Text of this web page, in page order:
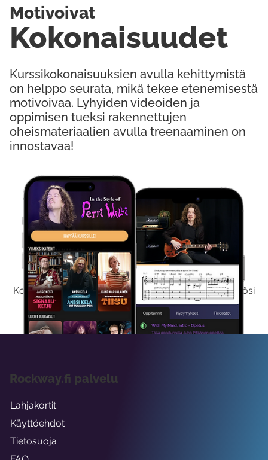
Kokeile Ilmaiseksi
Kokeilemalla ilmaiseksi saat koko sisältömme käyttöösi
viikon ajaksi.
Kurssikokonaisuuksien avulla kehittymistä
on helppo seurata, mikä tekee etenemisestä
motivoivaa. Lyhyiden videoiden ja
oppimisen tueksi rakennettujen
oheismateriaalien avulla treenaaminen on
innostavaa!
Kokonaisuudet
Motivoivat
Rockway.fi palvelu
Lahjakortit
Käyttöehdot
Tietosuoja